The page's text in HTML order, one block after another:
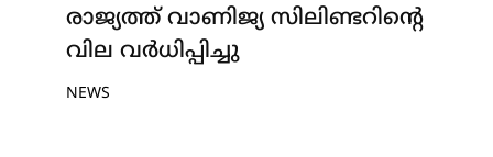
രാജ്യത്ത് വാണിജ്യ സിലിണ്ടറിന്റെ
വില വർധിപ്പിച്ചു
NEWS